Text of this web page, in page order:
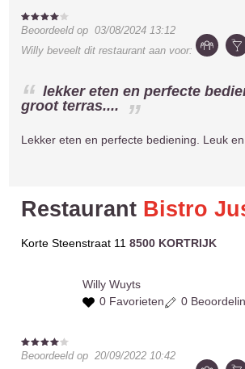
Beoordeeld op03/08/2024 13:12
Willy beveelt dit restaurant aan voor:
lekker eten en perfecte
groot terras....
Lekker eten en perfecte bediening. Leuk
Restaurant Bistro
Korte Steenstraat 118500 KORTRIJK
Willy Wuyts
0 Favorieten
0
Beoordeeld op20/09/2022 10:42